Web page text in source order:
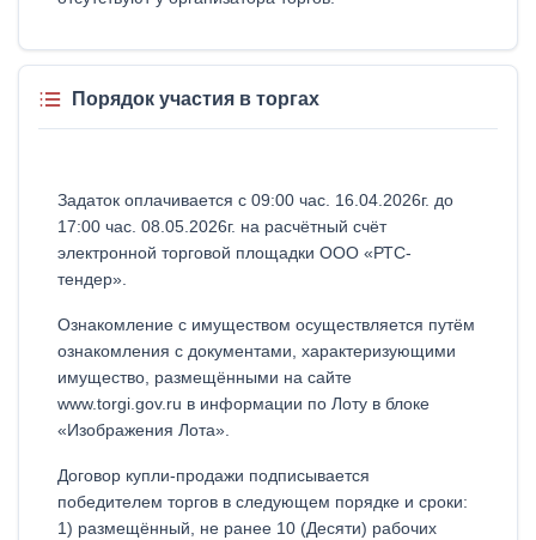
Порядок участия в торгах
Задаток оплачивается с 09:00 час. 16.04.2026г. до
17:00 час. 08.05.2026г. на расчётный счёт
электронной торговой площадки ООО «РТС-
тендер».
Ознакомление с имуществом осуществляется путём
ознакомления с документами, характеризующими
имущество, размещёнными на сайте
www.torgi.gov.ru в информации по Лоту в блоке
«Изображения Лота».
Договор купли-продажи подписывается
победителем торгов в следующем порядке и сроки:
1) размещённый, не ранее 10 (Десяти) рабочих